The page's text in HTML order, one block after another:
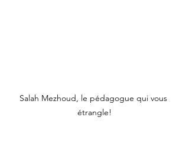
Salah Mezhoud, le pédagogue qui vous
étrangle!